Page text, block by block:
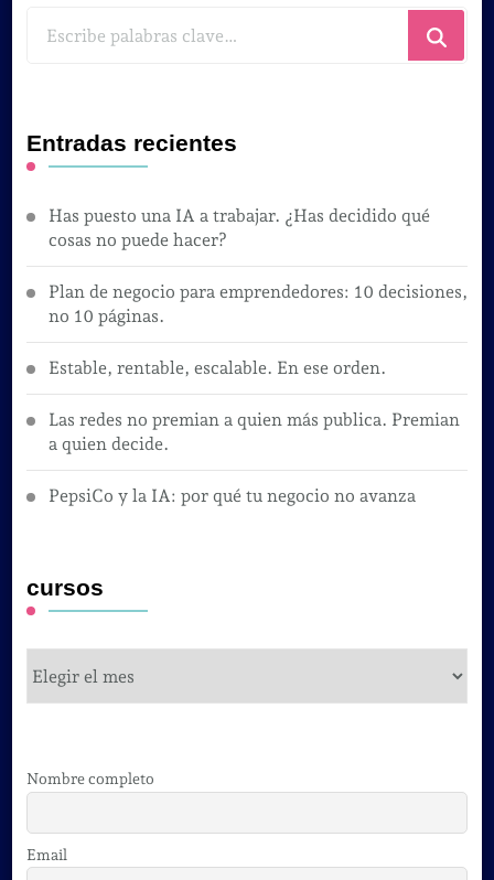
Entradas recientes
Has puesto una IA a trabajar. ¿Has decidido qué
cosas no puede hacer?
Plan de negocio para emprendedores: 10 decisiones,
no 10 páginas.
Estable, rentable, escalable. En ese orden.
Las redes no premian a quien más publica. Premian
a quien decide.
PepsiCo y la IA: por qué tu negocio no avanza
cursos
Nombre completo
Email